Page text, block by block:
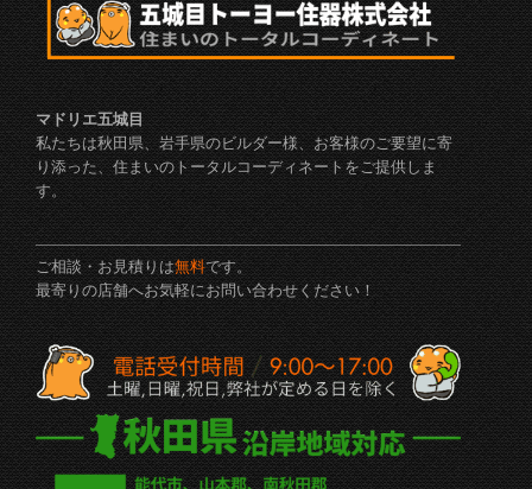
マドリエ五城目
私たちは秋田県、岩手県のビルダー様、お客様のご要望に寄
り添った、住まいのトータルコーディネートをご提供しま
す。
ご相談・お見積りは無料です。
最寄りの店舗へお気軽にお問い合わせください！